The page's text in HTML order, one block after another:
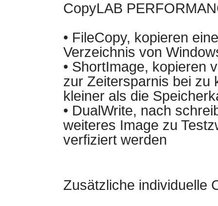
CopyLAB
• FileCopy, kopieren
Verzeichnis von
• ShortImage, kopieren
zur Zeitersparnis bei zu
kleiner als die
• DualWrite, nach
weiteres Image zu
verfiziert werden
Zusätzliche individuelle